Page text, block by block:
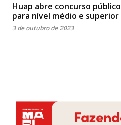
Huap abre concurso público
para nível médio e superior
3 de outubro de 2023